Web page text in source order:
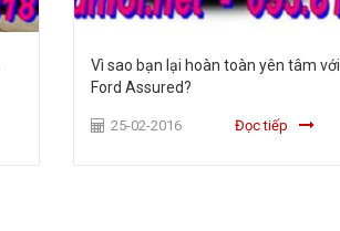
Vì sao bạn lại hoàn toàn yên tâm với
Ford Assured?
25-02-2016 Đọc tiếp